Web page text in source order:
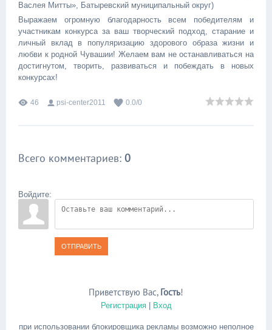
Васлея Митты», Батыревский муниципальный округ)
Выражаем огромную благодарность всем победителям и
участникам конкурса за ваш творческий подход, старание и
личный вклад в популяризацию здорового образа жизни и
любви к родной Чувашии! Желаем вам не останавливаться на
достигнутом, творить, развиваться и побеждать в новых
конкурсах!
46 psi-center2011 0.0/0
Всего комментариев: 0
Войдите:
ОТПРАВИТЬ
Приветствую Вас, Гость!
Регистрация| Вход
при использовании блокировщика рекламы возможно неполное